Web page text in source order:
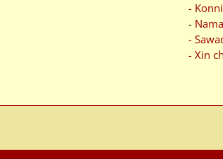
-
-
-
- Xin